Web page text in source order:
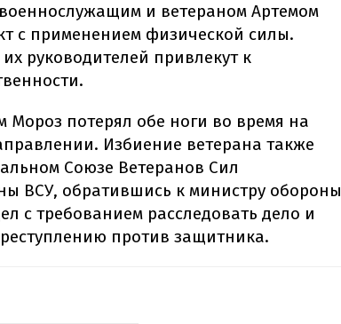
и ветераном Артемом
с применением физической силы.
руководителей привлекут к
Мороз потерял обе ноги во время на
Избиение ветерана также
Союзе Ветеранов Сил
ВСУ, обратившись к министру обороны
с требованием расследовать дело и
против защитника.